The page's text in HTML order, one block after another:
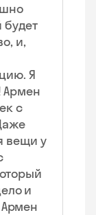
будет
и,
Я
Армен
с
вещи у
и